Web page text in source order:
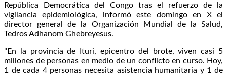
República Democrática del Congo tras el refuerzo de la
vigilancia epidemiológica, informó este domingo en X el
director general de la Organización Mundial de la Salud,
Tedros Adhanom Ghebreyesus.
"En la provincia de Ituri, epicentro del brote, viven casi 5
millones de personas en medio de un conflicto en curso. Hoy,
1 de cada 4 personas necesita asistencia humanitaria y 1 de